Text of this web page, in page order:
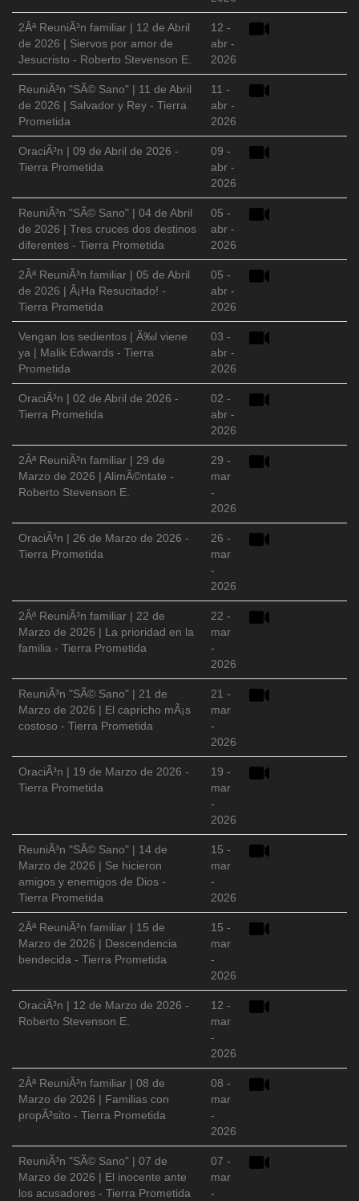
2Âª ReuniÃ³n familiar | 12 de Abril
de 2026 | Siervos por amor de
Jesucristo - Roberto Stevenson E.
12 -
abr -
2026
ReuniÃ³n "SÃ© Sano" | 11 de Abril
de 2026 | Salvador y Rey - Tierra
Prometida
11 -
abr -
2026
OraciÃ³n | 09 de Abril de 2026 -
Tierra Prometida
09 -
abr -
2026
ReuniÃ³n "SÃ© Sano" | 04 de Abril
de 2026 | Tres cruces dos destinos
diferentes - Tierra Prometida
05 -
abr -
2026
2Âª ReuniÃ³n familiar | 05 de Abril
de 2026 | Â¡Ha Resucitado! -
Tierra Prometida
05 -
abr -
2026
Vengan los sedientos | Ã‰l viene
ya | Malik Edwards - Tierra
Prometida
03 -
abr -
2026
OraciÃ³n | 02 de Abril de 2026 -
Tierra Prometida
02 -
abr -
2026
2Âª ReuniÃ³n familiar | 29 de
Marzo de 2026 | AlimÃ©ntate -
Roberto Stevenson E.
29 -
mar
-
2026
OraciÃ³n | 26 de Marzo de 2026 -
Tierra Prometida
26 -
mar
-
2026
2Âª ReuniÃ³n familiar | 22 de
Marzo de 2026 | La prioridad en la
familia - Tierra Prometida
22 -
mar
-
2026
ReuniÃ³n "SÃ© Sano" | 21 de
Marzo de 2026 | El capricho mÃ¡s
costoso - Tierra Prometida
21 -
mar
-
2026
OraciÃ³n | 19 de Marzo de 2026 -
Tierra Prometida
19 -
mar
-
2026
ReuniÃ³n "SÃ© Sano" | 14 de
Marzo de 2026 | Se hicieron
amigos y enemigos de Dios -
Tierra Prometida
15 -
mar
-
2026
2Âª ReuniÃ³n familiar | 15 de
Marzo de 2026 | Descendencia
bendecida - Tierra Prometida
15 -
mar
-
2026
OraciÃ³n | 12 de Marzo de 2026 -
Roberto Stevenson E.
12 -
mar
-
2026
2Âª ReuniÃ³n familiar | 08 de
Marzo de 2026 | Familias con
propÃ³sito - Tierra Prometida
08 -
mar
-
2026
ReuniÃ³n "SÃ© Sano" | 07 de
Marzo de 2026 | El inocente ante
los acusadores - Tierra Prometida
07 -
mar
-